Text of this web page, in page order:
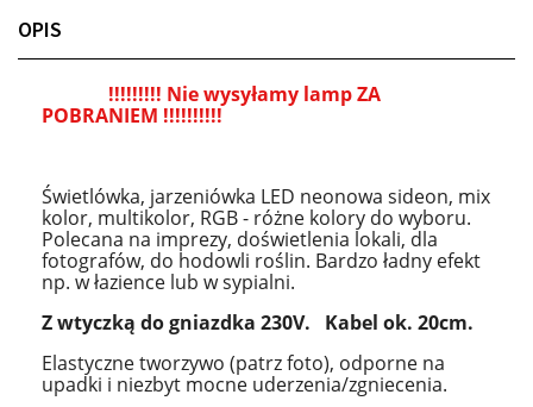
OPIS
!!!!!!!!! Nie wysyłamy lamp ZA
POBRANIEM !!!!!!!!!!
Świetlówka, jarzeniówka LED neonowa sideon, mix
kolor, multikolor, RGB - różne kolory do wyboru.
Polecana na imprezy, doświetlenia lokali, dla
fotografów, do hodowli roślin. Bardzo ładny efekt
np. w łazience lub w sypialni.
Z wtyczką dogniazdka 230V. Kabel ok. 20cm.
Elastyczne tworzywo (patrz foto), odporne na
upadki i niezbyt mocne uderzenia/zgniecenia.